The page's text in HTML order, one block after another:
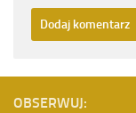
OBSERWUJ: